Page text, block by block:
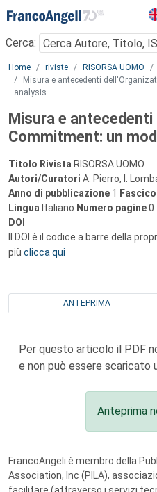
Menu
Cerca:
Main content
Home riviste RISORSA UOMO
Misura e antecedenti
analysis
Misura e antecedenti
Commitment: un
Titolo Rivista RISORSA UOMO
Autori/Curatori A. Pierro, I.
Anno di pubblicazione 1
Lingua Italiano Numero pagine0
DOI
Il DOI è il codice a barre della
più clicca qui
ANTEPRIMA
Per questo articolo il PDF
e non può essere scaricato
Anteprima
FrancoAngeli è membro della
Association, Inc (PILA),